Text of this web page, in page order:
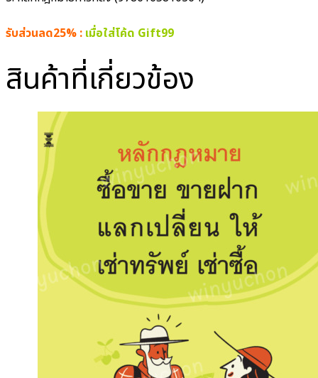
รับส่วนลด25% : เมื่อใส่โค้ด Gift99
สินค้าที่เกี่ยวข้อง